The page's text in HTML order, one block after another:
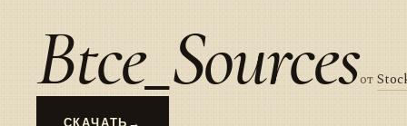
Btce_Sourcesот
СКАЧАТЬ →